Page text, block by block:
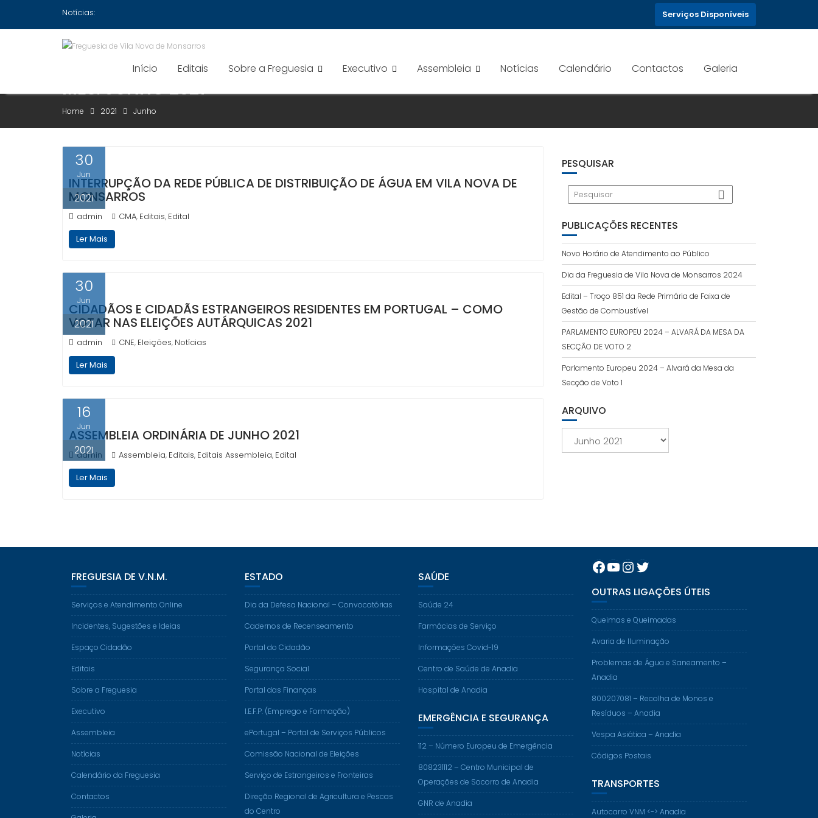
Notícias: Serviços Disponíveis
Início Editais Sobre a Freguesia Executivo Assembleia Notícias Calendário Contactos Galeria
MÊS:JUNHO 2021
Home 2021 Junho
30
Jun
2021
INTERRUPÇÃO DA REDE PÚBLICA DE DISTRIBUIÇÃO DE ÁGUA EM VILA NOVA DE
MONSARROS
admin CMA, Editais, Edital
Ler Mais
30
Jun
2021
CIDADÃOS E CIDADÃS ESTRANGEIROS RESIDENTES EM PORTUGAL – COMO
VOTAR NAS ELEIÇÕES AUTÁRQUICAS 2021
admin CNE, Eleições, Notícias
Ler Mais
16
Jun
2021
ASSEMBLEIA ORDINÁRIA DE JUNHO 2021
admin Assembleia, Editais, Editais Assembleia, Edital
Ler Mais
PESQUISAR
PUBLICAÇÕES RECENTES
Novo Horário de Atendimento ao Público
Dia da Freguesia de Vila Nova de Monsarros 2024
Edital – Troço 851 da Rede Primária de Faixa de
Gestão de Combustível
PARLAMENTO EUROPEU 2024 – ALVARÁ DA MESA DA
SECÇÃO DE VOTO 2
Parlamento Europeu 2024 – Alvará da Mesa da
Secção de Voto 1
ARQUIVO
FREGUESIA DE V.N.M.
Serviços e Atendimento Online
Incidentes, Sugestões e Ideias
Espaço Cidadão
Editais
Sobre a Freguesia
Executivo
Assembleia
Notícias
Calendário da Freguesia
Contactos
ESTADO
Dia da Defesa Nacional – Convocatórias
Cadernos de Recenseamento
Portal do Cidadão
Segurança Social
Portal das Finanças
I.E.F.P. (Emprego e Formação)
ePortugal – Portal de Serviços Públicos
Comissão Nacional de Eleições
Serviço de Estrangeiros e Fronteiras
Direção Regional de Agricultura e Pescas
do Centro
SAÚDE
Saúde 24
Farmácias de Serviço
Informações Covid-19
Centro de Saúde de Anadia
Hospital de Anadia
EMERGÊNCIA E SEGURANÇA
112 – Número Europeu de Emergência
808231112 – Centro Municipal de
Operações de Socorro de Anadia
GNR de Anadia
Facebook
YouTube
Instagram
Twitter
OUTRAS LIGAÇÕES ÚTEIS
Queimas e Queimadas
Avaria de Iluminação
Problemas de Água e Saneamento –
Anadia
800207081 – Recolha de Monos e
Resíduos – Anadia
Vespa Asiática – Anadia
Códigos Postais
TRANSPORTES
Autocarro VNM <-> Anadia